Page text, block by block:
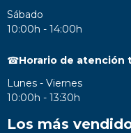
Sábado
10:00h - 14:00h
☎Horario de atención
Lunes - Viernes
10:00h - 13:30h
Los más